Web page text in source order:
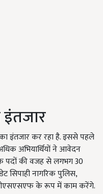
इंतजार कर रहा है. इससे पहले
अभियार्थियों ने आवेदन
पदों की वजह से लगभग 30
नागरिक पुलिस,
के रूप में काम करेंगे.